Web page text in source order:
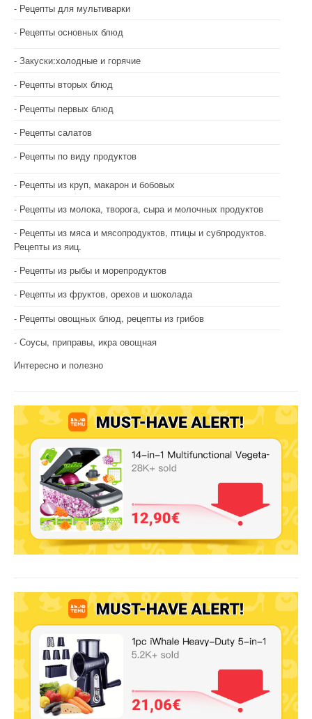
Рецепты для мультиварки
Рецепты основных блюд
Закуски:холодные и горячие
Рецепты вторых блюд
Рецепты первых блюд
Рецепты салатов
Рецепты по виду продуктов
Рецепты из круп, макарон и бобовых
Рецепты из молока, творога, сыра и молочных продуктов
Рецепты из мяса и мясопродуктов, птицы и субпродуктов.
Рецепты из яиц.
Рецепты из рыбы и морепродуктов
Рецепты из фруктов, орехов и шоколада
Рецепты овощных блюд, рецепты из грибов
Соусы, приправы, икра овощная
Интересно и полезно